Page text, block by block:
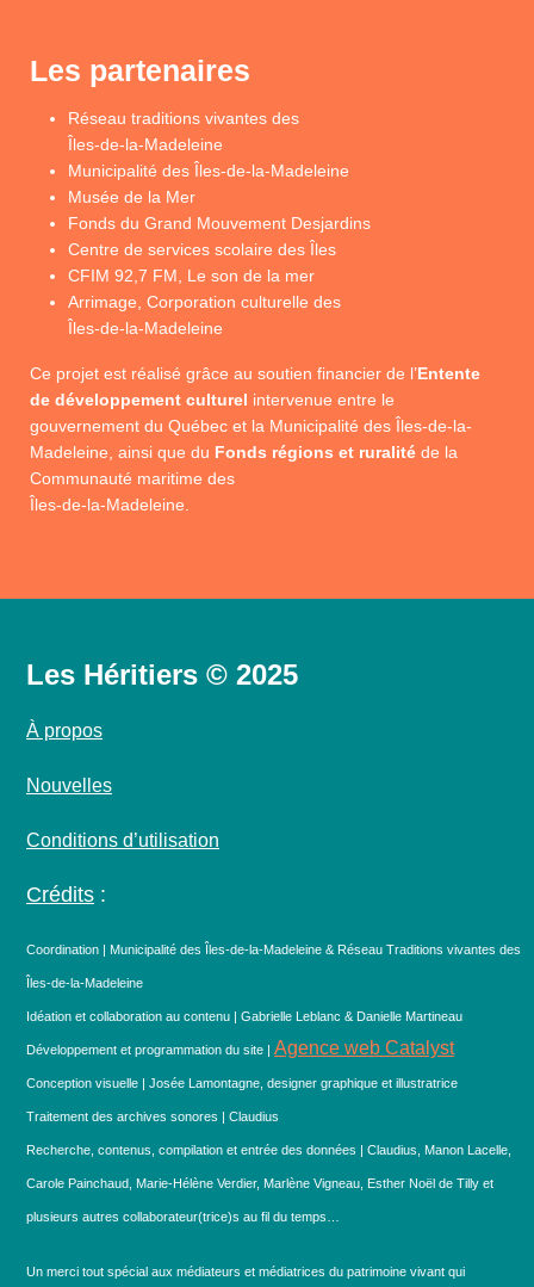
Les partenaires
Réseau traditions vivantes des
Îles-de-la-Madeleine
Municipalité des Îles-de-la-Madeleine
Musée de la Mer
Fonds du Grand Mouvement Desjardins
Centre de services scolaire des Îles
CFIM 92,7 FM, Le son de la mer
Arrimage, Corporation culturelle des
Îles-de-la-Madeleine
Ce projet est réalisé grâce au soutien financier de l’Entente
de développement culturel intervenue entre le
gouvernement du Québec et la Municipalité des Îles-de-la-
Madeleine, ainsi que du Fonds régions et ruralité de la
Communauté maritime des
Îles-de-la-Madeleine.
Les Héritiers © 2025
À propos
Nouvelles
Conditions d’utilisation
Crédits :
Coordination | Municipalité des Îles-de-la-Madeleine & Réseau Traditions vivantes des
Îles-de-la-Madeleine
Idéation et collaboration au contenu | Gabrielle Leblanc & Danielle Martineau
Développement et programmation du site | Agence web Catalyst
Conception visuelle | Josée Lamontagne, designer graphique et illustratrice
Traitement des archives sonores | Claudius
Recherche, contenus, compilation et entrée des données | Claudius, Manon Lacelle,
Carole Painchaud, Marie-Hélène Verdier, Marlène Vigneau, Esther Noël de Tilly et
plusieurs autres collaborateur(trice)s au fil du temps…
Un merci tout spécial aux médiateurs et médiatrices du patrimoine vivant qui